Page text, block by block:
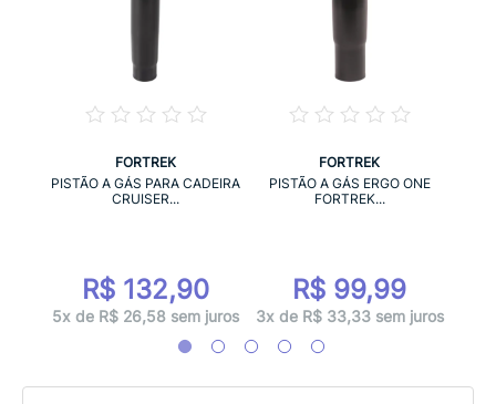
FORTREK
PISTÃO A GÁS PARA CADEIRA
CRUISER...
R$ 132,90
5x de R$ 26,58 sem juros
FORTREK
PISTÃO A GÁS ERGO ONE
FORTREK...
R$ 99,99
3x de R$ 33,33 sem juros